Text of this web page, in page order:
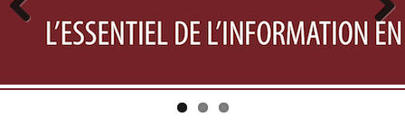
Previous Next